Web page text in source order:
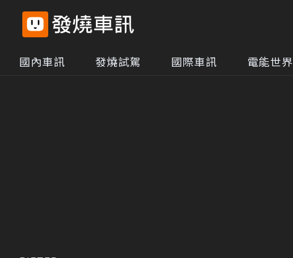
國內車訊 發燒試駕 國際車訊 電能世界